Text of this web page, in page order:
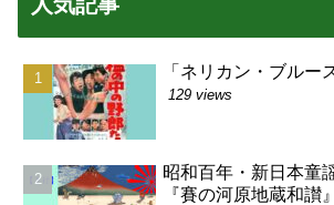
「ネリカン・ブルー
129 views
昭和百年・新日本童
『賽の河原地蔵和讃